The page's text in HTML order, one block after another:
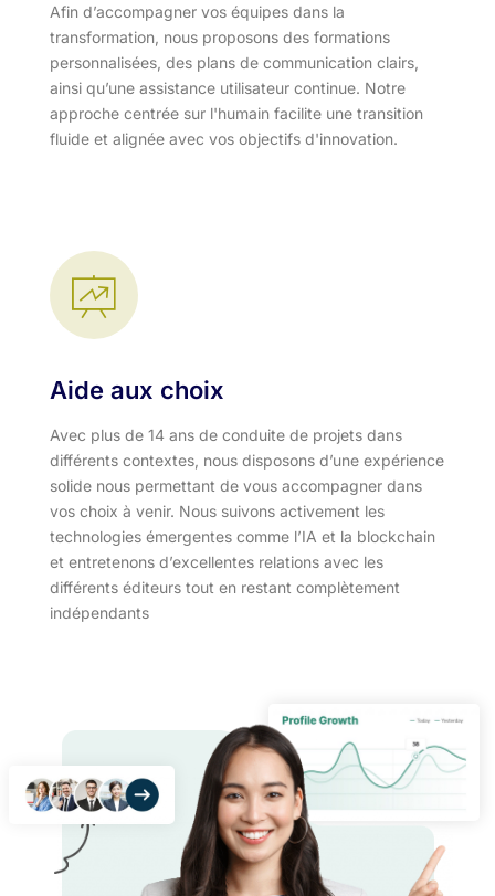
Afin d’accompagner vos équipes dans la
transformation, nous proposons des formations
personnalisées, des plans de communication clairs,
ainsi qu’une assistance utilisateur continue. Notre
approche centrée sur l'humain facilite une transition
fluide et alignée avec vos objectifs d'innovation.​
Aide aux choix
Avec plus de 14 ans de conduite de projets dans
différents contextes, nous disposons d’une expérience
solide nous permettant de vous accompagner dans
vos choix à venir. Nous suivons activement les
technologies émergentes comme l’IA et la blockchain
et entretenons d’excellentes relations avec les
différents éditeurs tout en restant complètement
indépendants